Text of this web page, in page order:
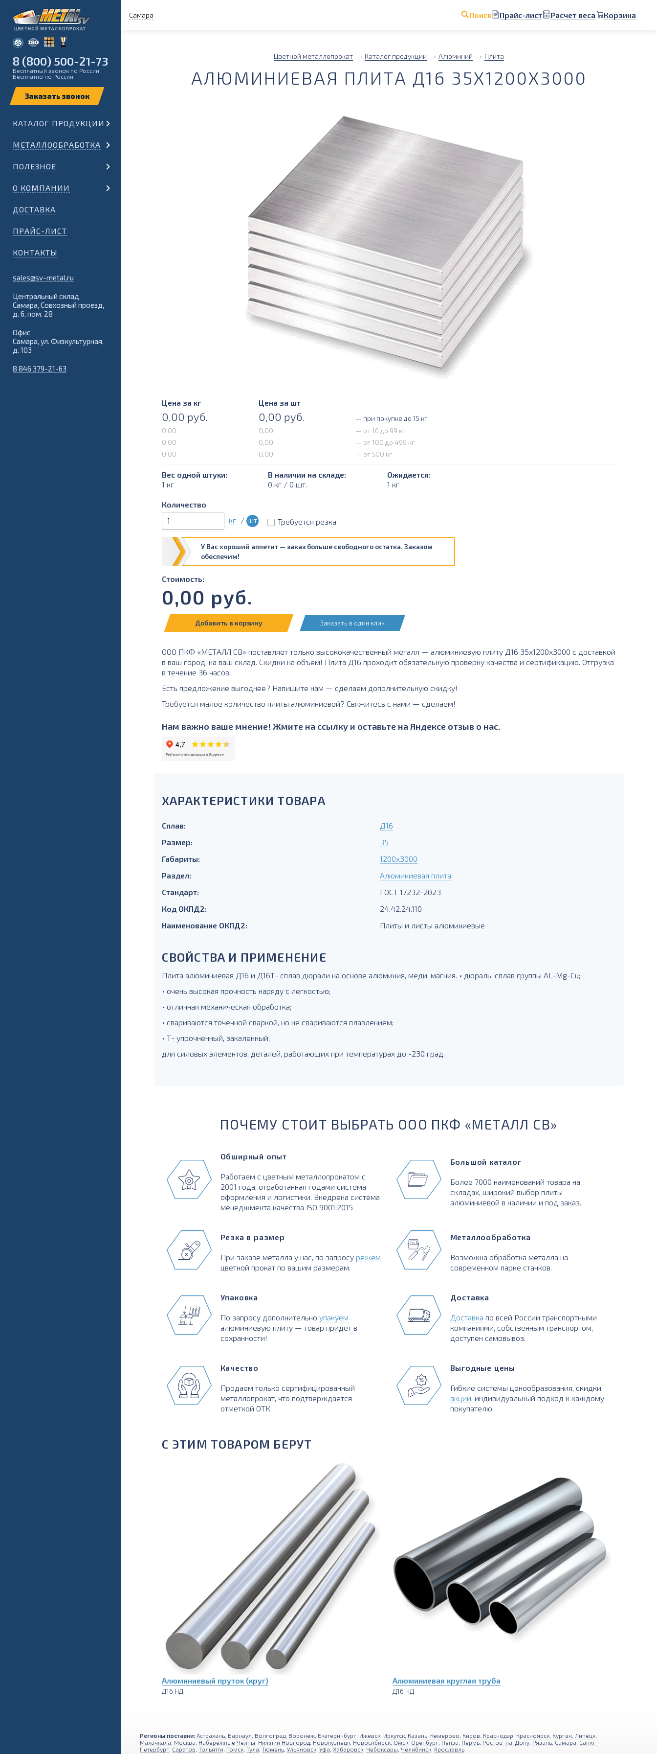
Самара Поиск Прайс-лист Расчет веса Корзина
8 (800) 500-21-73
Бесплатный звонок по России
Бесплатно по России
КАТАЛОГ ПРОДУКЦИИ
МЕТАЛЛООБРАБОТКА
ПОЛЕЗНОЕ
О КОМПАНИИ
ДОСТАВКА
ПРАЙС-ЛИСТ
КОНТАКТЫ
sales@sv-metal.ru
Центральный склад
Самара, Совхозный проезд,
д. 6, пом. 28
Офис
Самара, ул. Физкультурная,
д. 103
8 846 379-21-63
Цветной металлопрокат Каталог продукции Алюминий Плита
АЛЮМИНИЕВАЯ ПЛИТА Д16 35Х1200Х3000
Цена за кг Цена за шт
0,00 руб. 0,00 руб.
— при покупке до 15 кг
0,00
0,00
— от 16 до 99 кг
0,00
0,00
— от 100 до 499 кг
0,00
0,00 — от 500 кг
Вес одной штуки:
1 кг
В наличии на складе:
0 кг / 0 шт.
Ожидается:
1 кг
Количество
кг / шт Требуется резка
У Вас хороший аппетит — заказ больше свободного остатка. Заказом
обеспечим!
Стоимость:
0,00 руб.
Добавить в корзину Заказать в один клик
ООО ПКФ «МЕТАЛЛ СВ» поставляет только высококачественный металл — алюминиевую плиту Д16 35х1200х3000 с доставкой
в ваш город, на ваш склад. Скидки на объем! Плита Д16 проходит обязательную проверку качества и сертификацию. Отгрузка
в течение 36 часов.
Есть предложение выгоднее? Напишите нам — сделаем дополнительную скидку!
Требуется малое количество плиты алюминиевой? Свяжитесь с нами — сделаем!
Нам важно ваше мнение! Жмите на ссылку и оставьте на Яндексе отзыв о нас.
ХАРАКТЕРИСТИКИ ТОВАРА
Сплав:
Д16
Размер:
35
Габариты:
1200х3000
Раздел:
Алюминиевая плита
Стандарт:
ГОСТ 17232-2023
Код ОКПД2:
24.42.24.110
Наименование ОКПД2:
Плиты и листы алюминиевые
СВОЙСТВА И ПРИМЕНЕНИЕ
Плита алюминиевая Д16 и Д16Т- сплав дюрали на основе алюминия, меди, магния. • дюраль, сплав группы AL-Mg-Cu;
• очень высокая прочность наряду с легкостью;
• отличная механическая обработка;
• свариваются точечной сваркой, но не свариваются плавлением;
• Т- упрочненный, закаленный;
для силовых элементов, деталей, работающих при температурах до -230 град.
ПОЧЕМУ СТОИТ ВЫБРАТЬ ООО ПКФ «МЕТАЛЛ СВ»
Обширный опыт
Работаем с цветным металлопрокатом с
2001 года, отработанная годами система
оформления и логистики. Внедрена система
менеджмента качества ISO 9001:2015
Резка в размер
При заказе металла у нас, по запросу режем
цветной прокат по вашим размерам.
Упаковка
По запросу дополнительно упакуем
алюминиевую плиту — товар придет в
сохранности!
Качество
Продаем только сертифицированный
металлопрокат, что подтверждается
отметкой ОТК.
Большой каталог
Более 7000 наименований товара на
складах, широкий выбор плиты
алюминиевой в наличии и под заказ.
Металлообработка
Возможна обработка металла на
современном парке станков.
Доставка
Доставка по всей России транспортными
компаниями, собственным транспортом,
доступен самовывоз.
Выгодные цены
Гибкие системы ценообразования, скидки,
акции, индивидуальный подход к каждому
покупателю.
С ЭТИМ ТОВАРОМ БЕРУТ
Алюминиевый пруток (круг)
Д16 НД
Алюминиевая круглая труба
Д16 НД
Регионы поставки: Астрахань Барнаул Волгоград Воронеж Екатеринбург Ижевск Иркутск Казань Кемерово Киров Краснодар Красноярск Курган Липецк
Махачкала Москва Набережные Челны Нижний Новгород Новокузнецк Новосибирск Омск Оренбург Пенза Пермь Ростов-на-Дону Рязань Самара Санкт-
Петербург Саратов Тольятти Томск Тула Тюмень Ульяновск Уфа Хабаровск Чебоксары Челябинск Ярославль